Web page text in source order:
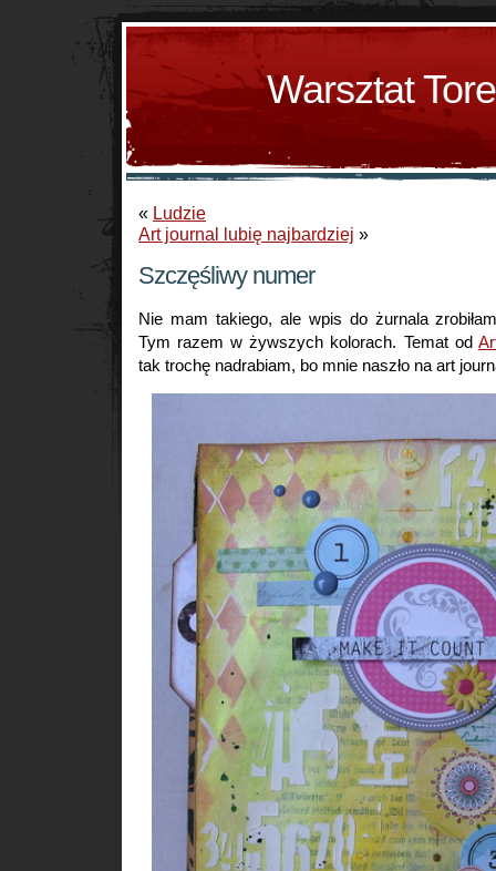
Warsztat
« Ludzie
Art journal lubię najbardziej »
Szczęśliwy numer
Nie mam takiego, ale wpis do żurnala
Tym razem w żywszych kolorach. Temat od
tak trochę nadrabiam, bo mnie naszło na art